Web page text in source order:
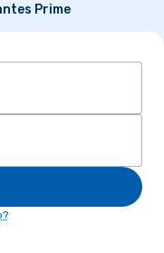
Prime